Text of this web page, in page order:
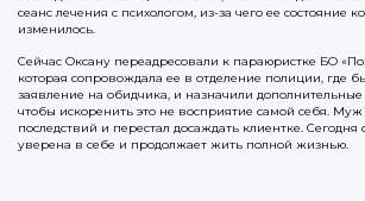
сеанс лечения с психологом, из-за чего ее состояние
изменилось.
Сейчас Оксану переадресовали к параюристке БО
которая сопровождала ее в отделение полиции, где
заявление на обидчика, и назначили дополнительные
чтобы искоренить это не восприятие самой себя. Муж
последствий и перестал досаждать клиентке.
уверена в себе и продолжает жить полной жизнью.